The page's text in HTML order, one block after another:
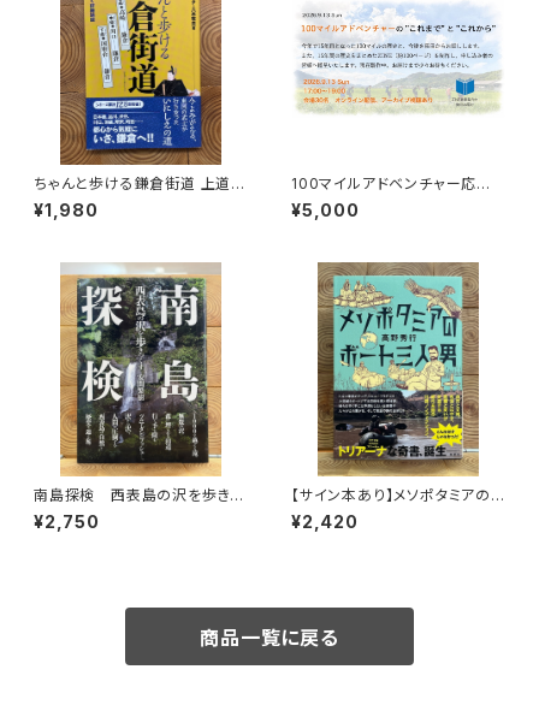
ちゃんと歩ける鎌倉街道 上道・
中道・下道
¥1,980
100マイルアドベンチャー応援
企画 9月13日トーク＆100マ
イルの歴史ZINE贈呈
¥5,000
南島探検 西表島の沢を歩きつ
くす
¥2,750
【サイン本あり】メソポタミアの
ボート三人男
¥2,420
商品一覧に戻る